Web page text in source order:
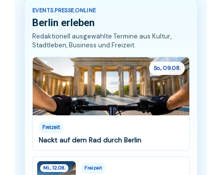
EVENTS.PRESSE.ONLINE
Berlin erleben
Redaktionell ausgewählte Termine aus Kultur,
Stadtleben, Business und Freizeit.
So., 09.08.
Freizeit
Nackt auf dem Rad durch Berlin
Mi., 12.08. Freizeit